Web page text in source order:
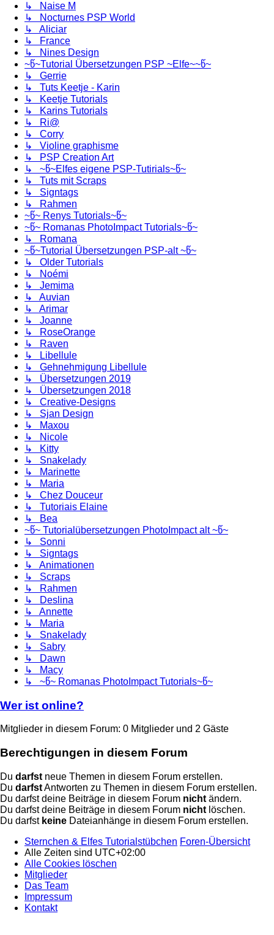
↳ Naise M
↳ Nocturnes PSP World
↳ Aliciar
↳ France
↳ Nines Design
~წ~Tutorial Übersetzungen PSP ~Elfe~~წ~
↳ Gerrie
↳ Tuts Keetje - Karin
↳ Keetje Tutorials
↳ Karins Tutorials
↳ Ri@
↳ Corry
↳ Violine graphisme
↳ PSP Creation Art
↳ ~წ~Elfes eigene PSP-Tutirials~წ~
↳ Tuts mit Scraps
↳ Signtags
↳ Rahmen
~წ~ Renys Tutorials~წ~
~წ~ Romanas PhotoImpact Tutorials~წ~
↳ Romana
~წ~Tutorial Übersetzungen PSP-alt ~წ~
↳ Older Tutorials
↳ Noémi
↳ Jemima
↳ Auvian
↳ Arimar
↳ Joanne
↳ RoseOrange
↳ Raven
↳ Libellule
↳ Gehnehmigung Libellule
↳ Übersetzungen 2019
↳ Übersetzungen 2018
↳ Creative-Designs
↳ Sjan Design
↳ Maxou
↳ Nicole
↳ Kitty
↳ Snakelady
↳ Marinette
↳ Maria
↳ Chez Douceur
↳ Tutoriais Elaine
↳ Bea
~წ~ Tutorialübersetzungen PhotoImpact alt ~წ~
↳ Sonni
↳ Signtags
↳ Animationen
↳ Scraps
↳ Rahmen
↳ Deslina
↳ Annette
↳ Maria
↳ Snakelady
↳ Sabry
↳ Dawn
↳ Macy
↳ ~წ~ Romanas PhotoImpact Tutorials~წ~
Wer ist online?
Mitglieder in diesem Forum: 0 Mitglieder und 2 Gäste
Berechtigungen in diesem Forum
Du darfst neue Themen in diesem Forum erstellen.
Du darfstAntworten zu Themen in diesem Forum erstellen.
Du darfst deine Beiträge in diesem Forum nicht ändern.
Du darfst deine Beiträge in diesem Forum nicht löschen.
Du darfst keine Dateianhänge in diesem Forum erstellen.
Sternchen & Elfes Tutorialstübchen Foren-Übersicht
Alle Zeiten sind UTC+02:00
Alle Cookies löschen
Mitglieder
Das Team
Impressum
Kontakt